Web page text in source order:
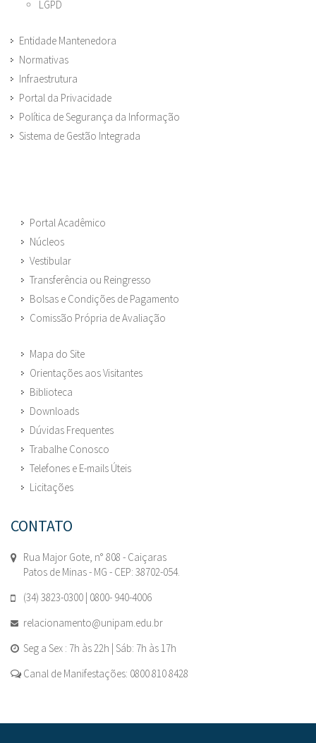
LGPD
Entidade Mantenedora
Normativas
Infraestrutura
Portal da Privacidade
Política de Segurança da Informação
Sistema de Gestão Integrada
Portal Acadêmico
Núcleos
Vestibular
Transferência ou Reingresso
Bolsas e Condições de Pagamento
Comissão Própria de Avaliação
Mapa do Site
Orientações aos Visitantes
Biblioteca
Downloads
Dúvidas Frequentes
Trabalhe Conosco
Telefones e E-mails Úteis
Licitações
CONTATO
Rua Major Gote, n° 808 - Caiçaras
Patos de Minas - MG - CEP: 38702-054.
(34) 3823-0300 | 0800- 940-4006
relacionamento@unipam.edu.br
Seg a Sex : 7h às 22h | Sáb: 7h às 17h
Canal de Manifestações: 0800 810 8428